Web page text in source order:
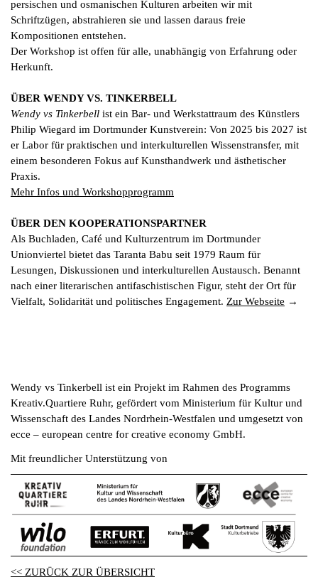
persischen und osmanischen Kulturen arbeiten wir mit
Schriftzügen, abstrahieren sie und lassen daraus freie
Kompositionen entstehen.
Der Workshop ist offen für alle, unabhängig von Erfahrung oder
Herkunft.
ÜBER WENDY VS. TINKERBELL
Wendy vs Tinkerbell ist ein Bar- und Werkstattraum des Künstlers
Philip Wiegard im Dortmunder Kunstverein: Von 2025 bis 2027 ist
er Labor für praktischen und interkulturellen Wissenstransfer, mit
einem besonderen Fokus auf Kunsthandwerk und ästhetischer
Praxis.
Mehr Infos und Workshopprogramm
ÜBER DEN KOOPERATIONSPARTNER
Als Buchladen, Café und Kulturzentrum im Dortmunder
Unionviertel bietet das Taranta Babu seit 1979 Raum für
Lesungen, Diskussionen und interkulturellen Austausch. Benannt
nach einer literarischen antifaschistischen Figur, steht der Ort für
Vielfalt, Solidarität und politisches Engagement. Zur Webseite
Wendy vs Tinkerbell ist ein Projekt im Rahmen des Programms
Kreativ.Quartiere Ruhr, gefördert vom Ministerium für Kultur und
Wissenschaft des Landes Nordrhein-Westfalen und umgesetzt von
ecce – european centre for creative economy GmbH.
Mit freundlicher Unterstützung von
<< ZURÜCK ZUR ÜBERSICHT